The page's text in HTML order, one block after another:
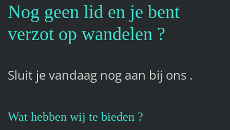
Nog geen lid en je bent
verzot op wandelen ?
Sluit je vandaag nog aan bij ons .
Wat hebben wij te bieden ?